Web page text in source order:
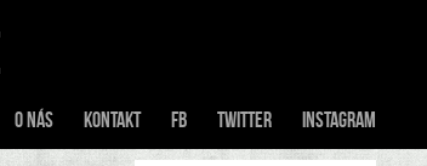
O nás Kontakt FB Twitter Instagram